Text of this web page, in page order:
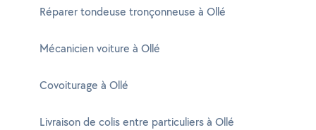
Réparer tondeuse tronçonneuse à Ollé
Mécanicien voiture à Ollé
Covoiturage à Ollé
Livraison de colis entre particuliers à Ollé